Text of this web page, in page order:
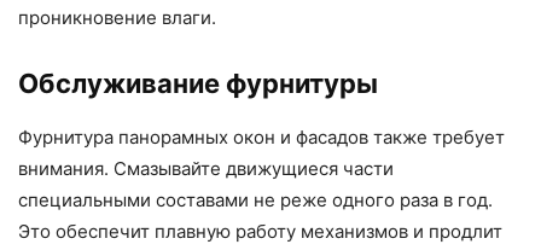
проникновение влаги.
Обслуживание фурнитуры
Фурнитура панорамных окон и фасадов также требует
внимания. Смазывайте движущиеся части
специальными составами не реже одного раза в год.
Это обеспечит плавную работу механизмов и продлит